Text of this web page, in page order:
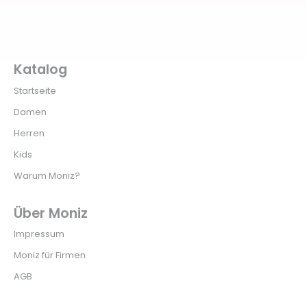
Katalog
Startseite
Damen
Herren
Kids
Warum Moniz?
Über Moniz
Impressum
Moniz für Firmen
AGB